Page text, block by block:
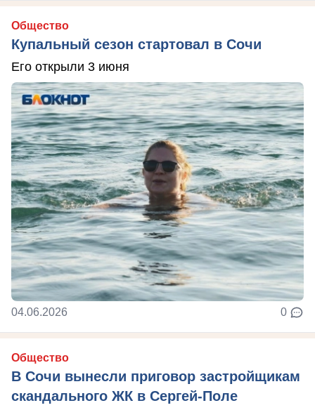
Общество
Купальный сезон стартовал в Сочи
Его открыли 3 июня
04.06.2026 0
Общество
В Сочи вынесли приговор застройщикам
скандального ЖК в Сергей-Поле